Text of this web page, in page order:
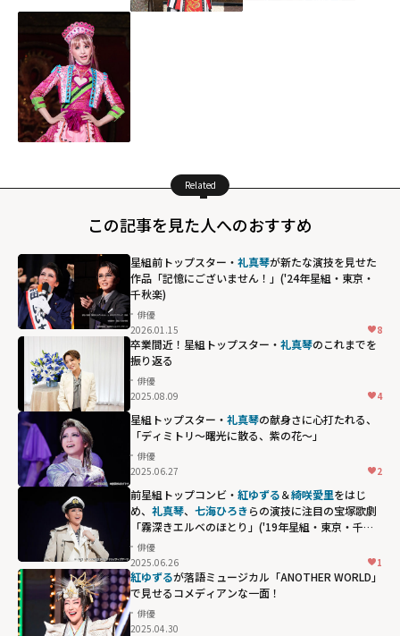
Related
この記事を見た人へのおすすめ
星組前トップスター・ 礼真琴が新たな演技を見せた
作品「記憶にございません！」('24年星組・東京・
千秋楽)
俳優
2026.01.15
8
卒業間近！星組トップスター・ 礼真琴のこれまでを
振り返る
俳優
2025.08.09
4
星組トップスター・ 礼真琴の献身さに心打たれる、
「ディミトリ～曙光に散る、紫の花～」
俳優
2025.06.27
2
前星組トップコンビ・ 紅ゆずる＆綺咲愛里をはじ
め、 礼真琴、 七海ひろきらの演技に注目の宝塚歌劇
「霧深きエルベのほとり」('19年星組・東京・千秋
楽)俳優
2025.06.26
1
紅ゆずるが落語ミュージカル「ANOTHER WORLD」
で見せるコメディアンな一面！
俳優
2025.04.30